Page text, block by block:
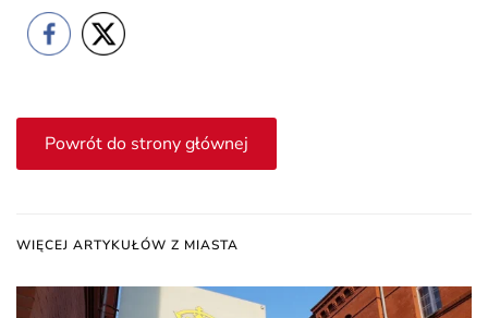
Powrót do strony głównej
WIĘCEJ ARTYKUŁÓW Z MIASTA